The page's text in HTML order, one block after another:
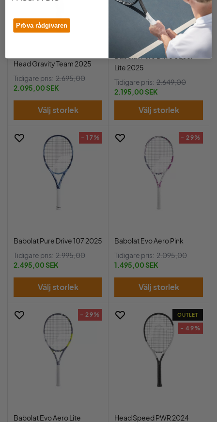
Head Gravity Team 2025
Tidigare pris: 2.695,00
2.095,00 SEK
Välj storlek
Babolat Pure Drive Super
Lite 2025
Tidigare pris: 2.649,00
2.195,00 SEK
Välj storlek
- 17%
Babolat Pure Drive 107 2025
Tidigare pris: 2.995,00
2.495,00 SEK
Välj storlek
- 29%
Babolat Evo Aero Pink
Tidigare pris: 2.095,00
1.495,00 SEK
Välj storlek
- 29%
Babolat Evo Aero Lite
OUTLET
- 49%
Head Speed PWR 2024
Pröva rådgivaren